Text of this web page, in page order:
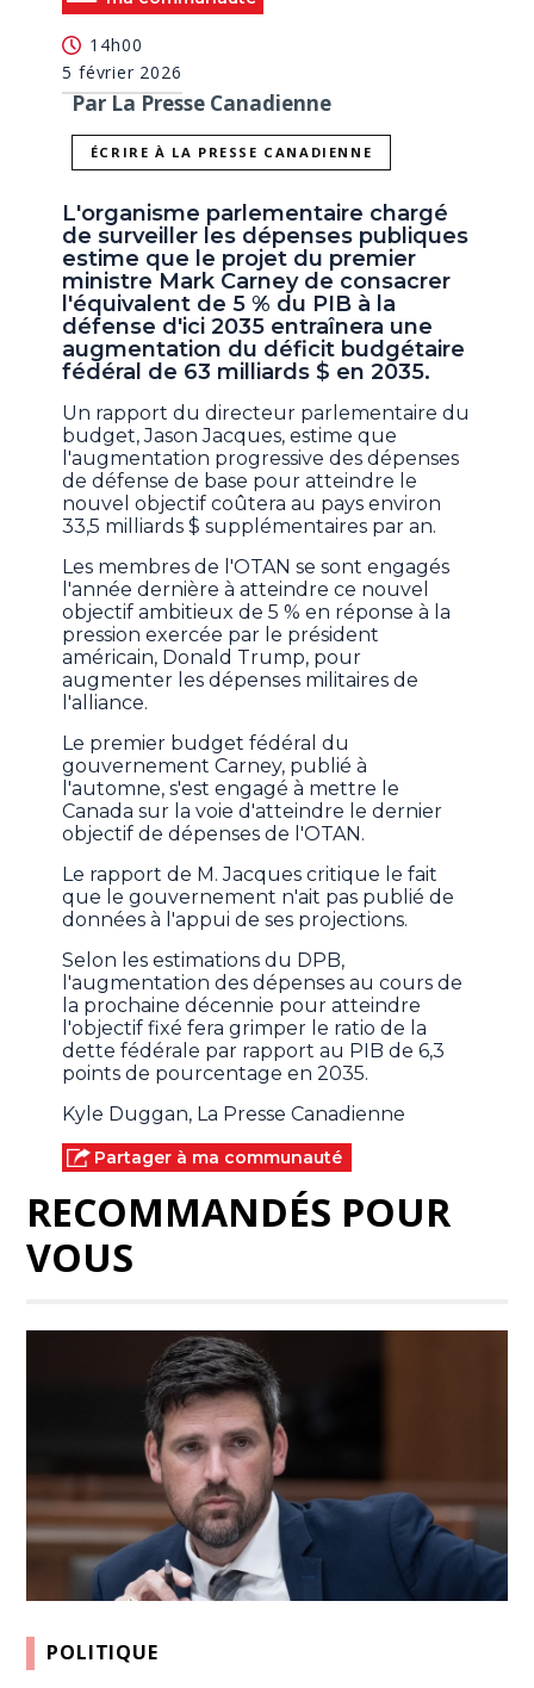
14h00
5 février 2026
Par La Presse Canadienne
ÉCRIRE À LA PRESSE CANADIENNE
L'organisme parlementaire chargé
de surveiller les dépenses publiques
estime que le projet du premier
ministre Mark Carney de consacrer
l'équivalent de 5 % du PIB à la
défense d'ici 2035 entraînera une
augmentation du déficit budgétaire
fédéral de 63 milliards $ en 2035.
Un rapport du directeur parlementaire du
budget, Jason Jacques, estime que
l'augmentation progressive des dépenses
de défense de base pour atteindre le
nouvel objectif coûtera au pays environ
33,5 milliards $ supplémentaires par an.
Les membres de l'OTAN se sont engagés
l'année dernière à atteindre ce nouvel
objectif ambitieux de 5 % en réponse à la
pression exercée par le président
américain, Donald Trump, pour
augmenter les dépenses militaires de
l'alliance.
Le premier budget fédéral du
gouvernement Carney, publié à
l'automne, s'est engagé à mettre le
Canada sur la voie d'atteindre le dernier
objectif de dépenses de l'OTAN.
Le rapport de M. Jacques critique le fait
que le gouvernement n'ait pas publié de
données à l'appui de ses projections.
Selon les estimations du DPB,
l'augmentation des dépenses au cours de
la prochaine décennie pour atteindre
l'objectif fixé fera grimper le ratio de la
dette fédérale par rapport au PIB de 6,3
points de pourcentage en 2035.
Kyle Duggan, La Presse Canadienne
Partager à ma communauté
RECOMMANDÉS POUR
VOUS
POLITIQUE